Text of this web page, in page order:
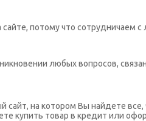
потому что сотрудничаем
любых вопросов,
на котором Вы найдете
купить товар в кредит или